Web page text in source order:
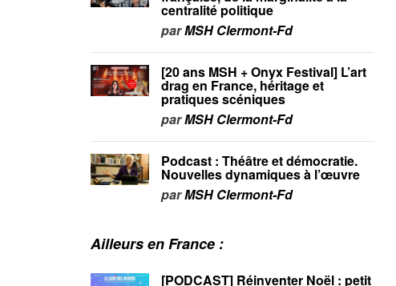
centralité politique
parMSH Clermont-Fd
[20 ans MSH + Onyx Festival] L’art
drag en France, héritage et
pratiques scéniques
parMSH Clermont-Fd
Podcast : Théâtre et démocratie.
Nouvelles dynamiques à l’œuvre
parMSH Clermont-Fd
Ailleurs en France :
[PODCAST] Réinventer Noël : petit